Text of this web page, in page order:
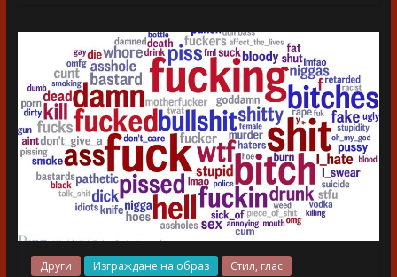
Други Изграждане на образ Стил, глас